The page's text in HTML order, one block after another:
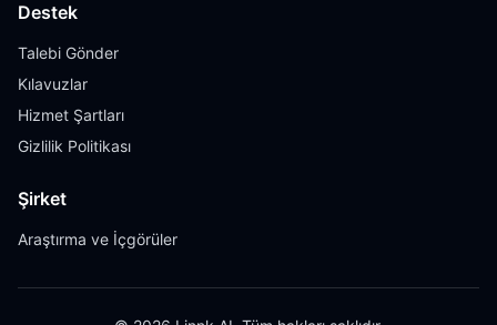
Destek
Talebi Gönder
Kılavuzlar
Hizmet Şartları
Gizlilik Politikası
Şirket
Araştırma ve İçgörüler